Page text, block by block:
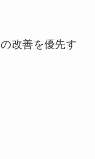
改善を優先す